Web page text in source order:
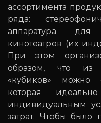
ассортимента
ряда:
аппаратура
кинотеатров (их
При этом
образом, что из
«кубиков» можно
которая
индивидуальным
затрат. Чтобы было